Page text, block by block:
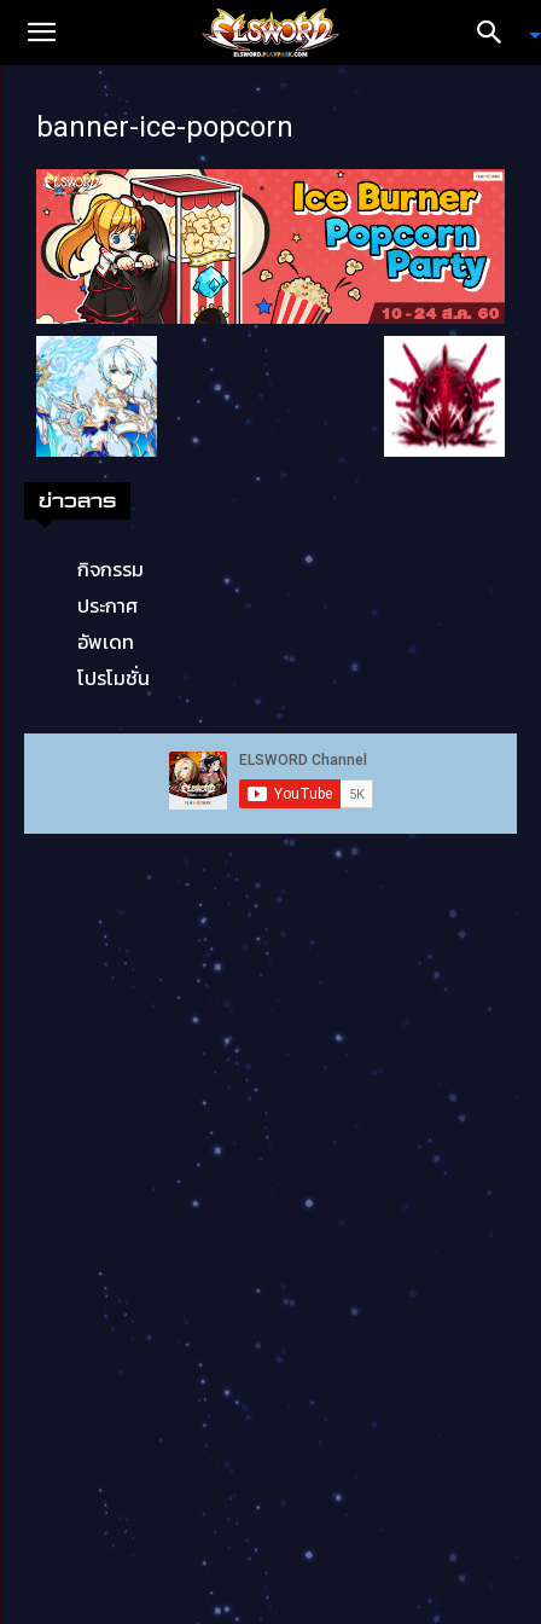
banner-ice-popcorn
ข่าวสาร
กิจกรรม
ประกาศ
อัพเดท
โปรโมชั่น